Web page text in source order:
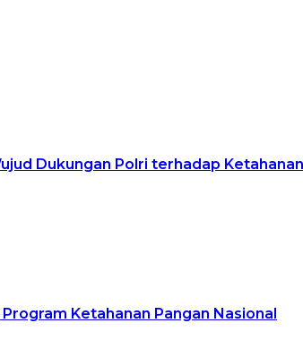
Dukungan Polri terhadap
Ketahanan Pangan Nasional